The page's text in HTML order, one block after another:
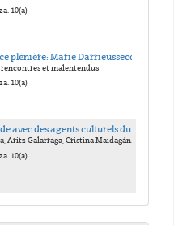
10(a)
plénière: Marie Darrieussecq
rencontres et malentendus
10(a)
Table ronde avec des agents culturels du Pays Basque
Itxaro Borda, Aritz Galarraga, Cristina Maidagán, Jean-François Sauré, Esther Gabiola
10(a)